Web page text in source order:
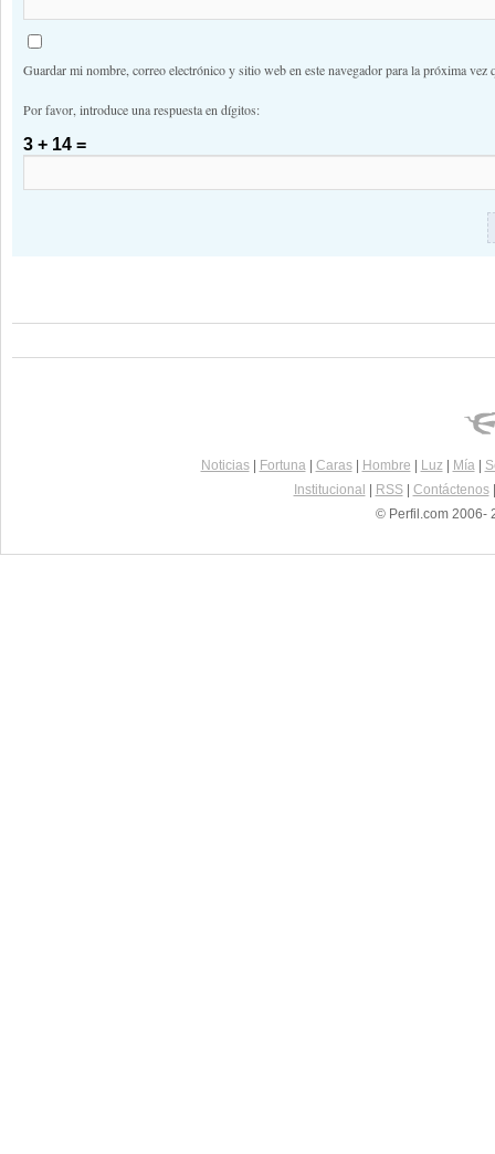
Guardar mi nombre, correo electrónico y sitio web en este navegador para la próxima vez
Por favor, introduce una respuesta en dígitos:
3 + 14 =
Noticias| Fortuna| Caras| Hombre Luz| Mía|
Institucional
RSS| Contáctenos
© Perfil.com 2006-